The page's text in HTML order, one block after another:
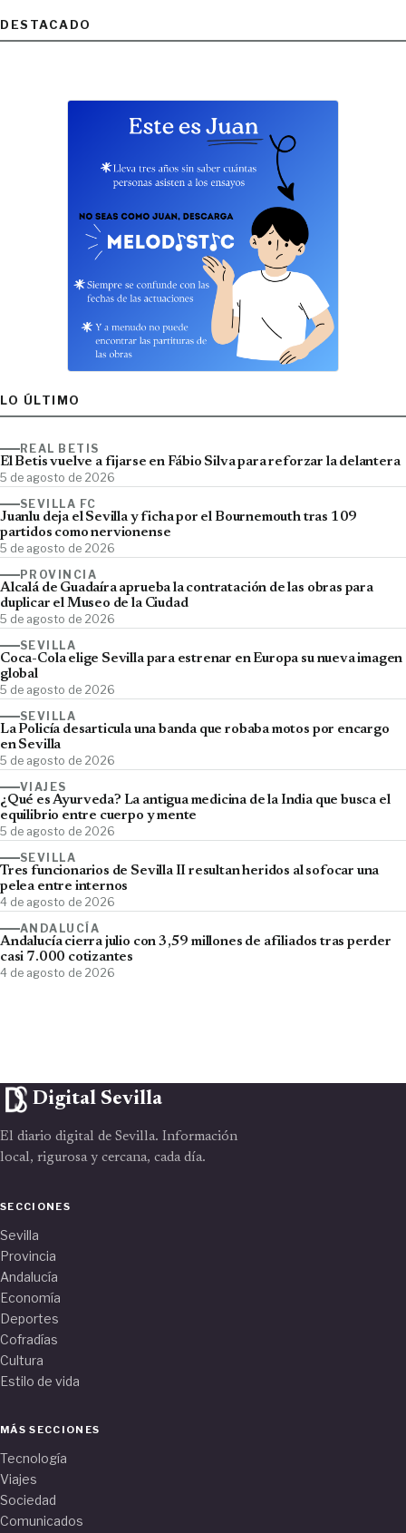
DESTACADO
LO ÚLTIMO
REAL BETIS
El Betis vuelve a fijarse en Fábio Silva para reforzar la delantera
5 de agosto de 2026
SEVILLA FC
Juanlu deja el Sevilla y ficha por el Bournemouth tras 109
partidos como nervionense
5 de agosto de 2026
PROVINCIA
Alcalá de Guadaíra aprueba la contratación de las obras para
duplicar el Museo de la Ciudad
5 de agosto de 2026
SEVILLA
Coca-Cola elige Sevilla para estrenar en Europa su nueva imagen
global
5 de agosto de 2026
SEVILLA
La Policía desarticula una banda que robaba motos por encargo
en Sevilla
5 de agosto de 2026
VIAJES
¿Qué es Ayurveda? La antigua medicina de la India que busca el
equilibrio entre cuerpo y mente
5 de agosto de 2026
SEVILLA
Tres funcionarios de Sevilla II resultan heridos al sofocar una
pelea entre internos
4 de agosto de 2026
ANDALUCÍA
Andalucía cierra julio con 3,59 millones de afiliados tras perder
casi 7.000 cotizantes
4 de agosto de 2026
Digital Sevilla
El diario digital de Sevilla. Información
local, rigurosa y cercana, cada día.
SECCIONES
Sevilla
Provincia
Andalucía
Economía
Deportes
Cofradías
Cultura
Estilo de vida
MÁS SECCIONES
Tecnología
Viajes
Sociedad
Comunicados